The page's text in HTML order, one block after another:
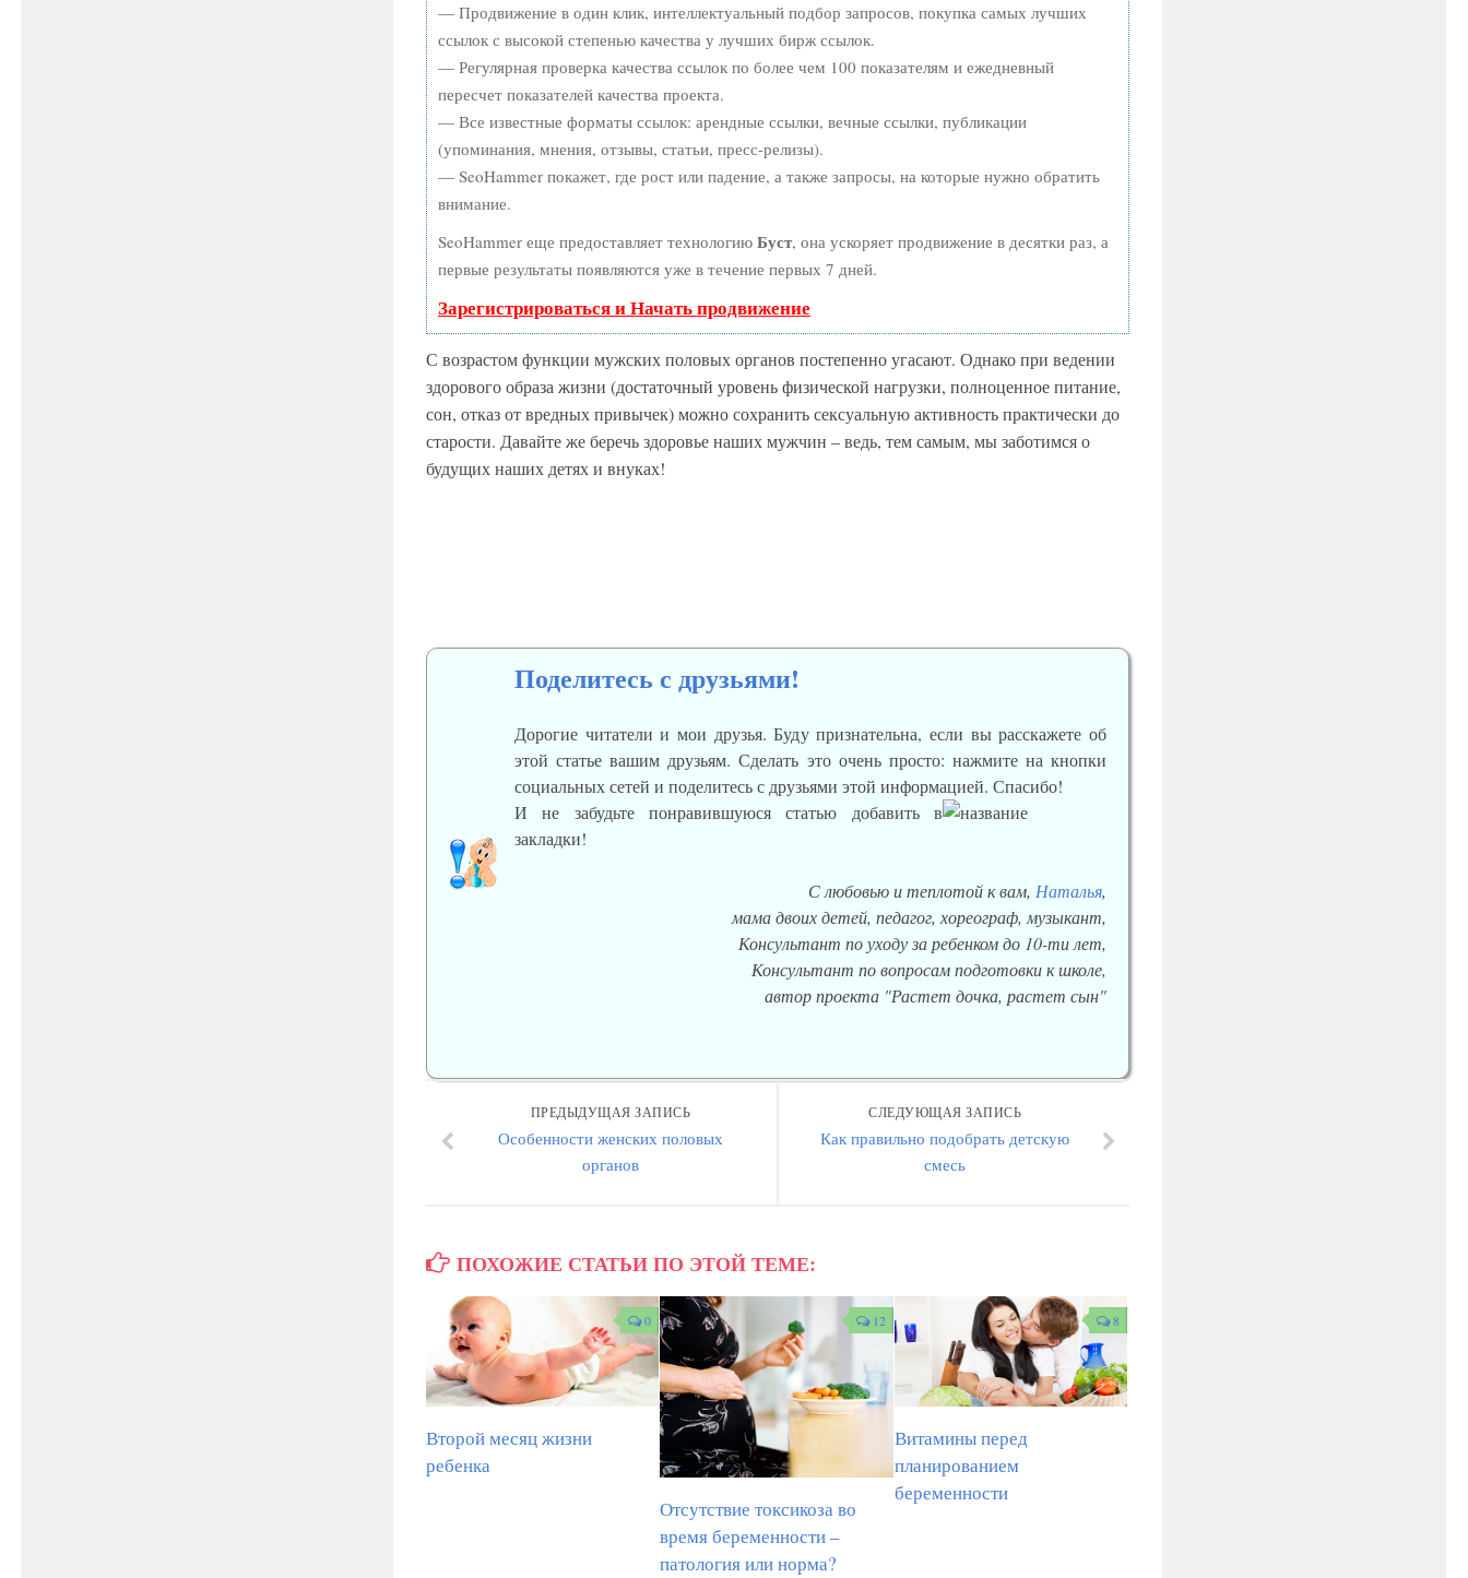
— Продвижение в один клик, интеллектуальный подбор запросов, покупка самых лучших
ссылок с высокой степенью качества у лучших бирж ссылок.
— Регулярная проверка качества ссылок по более чем 100 показателям и ежедневный
пересчет показателей качества проекта.
— Все известные форматы ссылок: арендные ссылки, вечные ссылки, публикации
(упоминания, мнения, отзывы, статьи, пресс-релизы).
— SeoHammer покажет, где рост или падение, а также запросы, на которые нужно обратить
внимание.
SeoHammer еще предоставляет технологию Буст, она ускоряет продвижение в десятки раз, а
первые результаты появляются уже в течение первых 7 дней.
Зарегистрироваться и Начать продвижение
С возрастом функции мужских половых органов постепенно угасают. Однако при ведении
здорового образа жизни (достаточный уровень физической нагрузки, полноценное питание,
сон, отказ от вредных привычек) можно сохранить сексуальную активность практически до
старости. Давайте же беречь здоровье наших мужчин – ведь, тем самым, мы заботимся о
будущих наших детях и внуках!
Поделитесь с друзьями!
Дорогие читатели и мои друзья. Буду признательна, если вы расскажете об
этой статье вашим друзьям. Сделать это очень просто: нажмите на кнопки
социальных сетей и поделитесь с друзьями этой информацией. Спасибо!
И не забудьте понравившуюся статью добавить в
закладки!
С любовью и теплотой к вам, Наталья,
мама двоих детей, педагог, хореограф, музыкант,
Консультант по уходу за ребенком до 10-ти лет,
Консультант по вопросам подготовки к школе,
автор проекта "Растет дочка, растет сын"
СЛЕДУЮЩАЯ ЗАПИСЬ
Как правильно подобрать детскую
смесь
ПРЕДЫДУЩАЯ ЗАПИСЬ
Особенности женских половых
органов
ПОХОЖИЕ СТАТЬИ ПО ЭТОЙ ТЕМЕ:
0
Второй месяц жизни
ребенка
12
Отсутствие токсикоза во
время беременности –
патология или норма?
8
Витамины перед
планированием
беременности